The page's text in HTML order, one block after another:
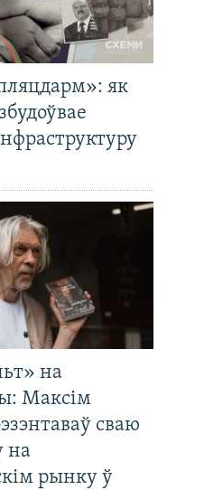
як
на
Максім
сваю
на
рынку ў